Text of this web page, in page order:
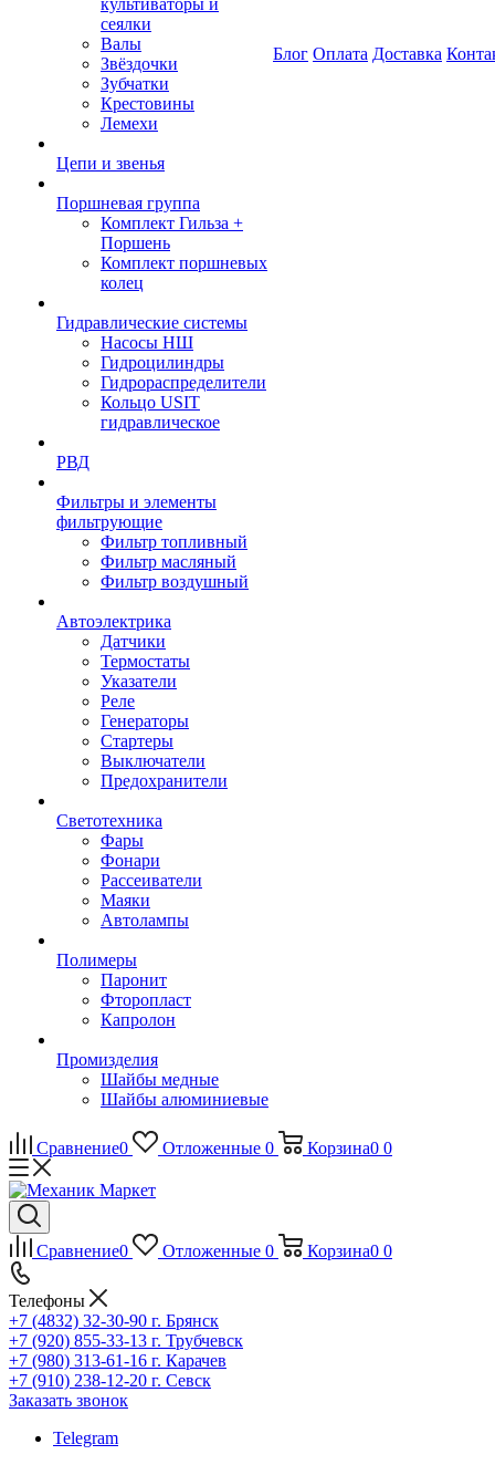
культиваторы и
сеялки
Валы
Звёздочки
Зубчатки
Крестовины
Лемехи
Цепи и звенья
Поршневая группа
Комплект Гильза +
Поршень
Комплект поршневых
колец
Гидравлические системы
Насосы НШ
Гидроцилиндры
Гидрораспределители
Кольцо USIT
гидравлическое
РВД
Фильтры и элементы
фильтрующие
Фильтр топливный
Фильтр масляный
Фильтр воздушный
Автоэлектрика
Датчики
Термостаты
Указатели
Реле
Генераторы
Стартеры
Выключатели
Предохранители
Светотехника
Фары
Фонари
Рассеиватели
Маяки
Автолампы
Полимеры
Паронит
Фторопласт
Капролон
Промизделия
Шайбы медные
Шайбы алюминиевые
Блог Оплата Доставка
Сравнение0 Отложенные 0 Корзина0 0
Сравнение0 Отложенные 0 Корзина0 0
Телефоны
+7 (4832) 32-30-90 г. Брянск
+7 (920) 855-33-13 г. Трубчевск
+7 (980) 313-61-16 г. Карачев
+7 (910) 238-12-20 г. Севск
Заказать звонок
Telegram